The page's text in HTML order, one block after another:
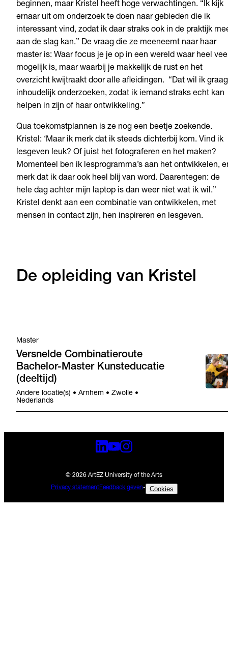
beginnen, maar Kristel heeft hoge verwachtingen. “Ik kijk
ernaar uit om onderzoek te doen naar gebieden die ik
interessant vind, zodat ik daar straks ook in de praktijk
aan de slag kan.” De vraag die ze meeneemt naar haar
master is: Waar focus je je op in een wereld waar heel
mogelijk is, maar waarbij je makkelijk de rust en het
overzicht kwijtraakt door alle afleidingen. “Dat wil ik graag
inhoudelijk onderzoeken, zodat ik iemand straks echt kan
helpen in zijn of haar ontwikkeling.”
Qua toekomstplannen is ze nog een beetje zoekende.
Kristel: ‘Maar ik merk dat ik steeds dichterbij kom. Vind ik
lesgeven leuk? Of juist het fotograferen en het maken?
Momenteel ben ik lesprogramma’s aan het ontwikkelen,
merk dat ik daar ook heel blij van word. Daarentegen: de
hele dag achter mijn laptop is dan weer niet wat ik wil.”
Kristel denkt aan een combinatie van ontwikkelen, met
mensen in contact zijn, hen inspireren en lesgeven.
De opleiding van Kristel
Master
Versnelde Combinatieroute
Bachelor-Master Kunsteducatie
(deeltijd)
Andere locatie(s) • Arnhem • Zwolle •
Nederlands
© 2026 ArtEZ University of the Arts
Privacy statementFeedback geven- Cookies